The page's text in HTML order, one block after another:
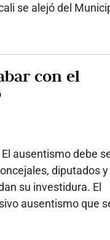
se alejó del
con el
El ausentismo debe
diputados y
su investidura. El
ausentismo que